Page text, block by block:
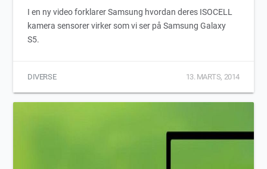
I en ny video forklarer Samsung hvordan deres ISOCELL
kamera sensorer virker som vi ser på Samsung Galaxy
S5.
DIVERSE 13. MARTS, 2014